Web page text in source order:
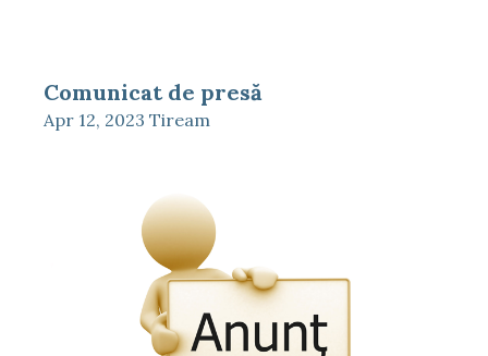
Comunicat de presă
Apr 12, 2023 Tiream